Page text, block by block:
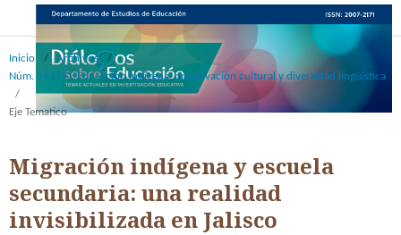
Inicio / Archivos
/
Núm. 36 (17): Educación indígena: preservación cultural y diversidad lingüística
/
Eje Tematico
Migración indígena y escuela
secundaria: una realidad
invisibilizada en Jalisco